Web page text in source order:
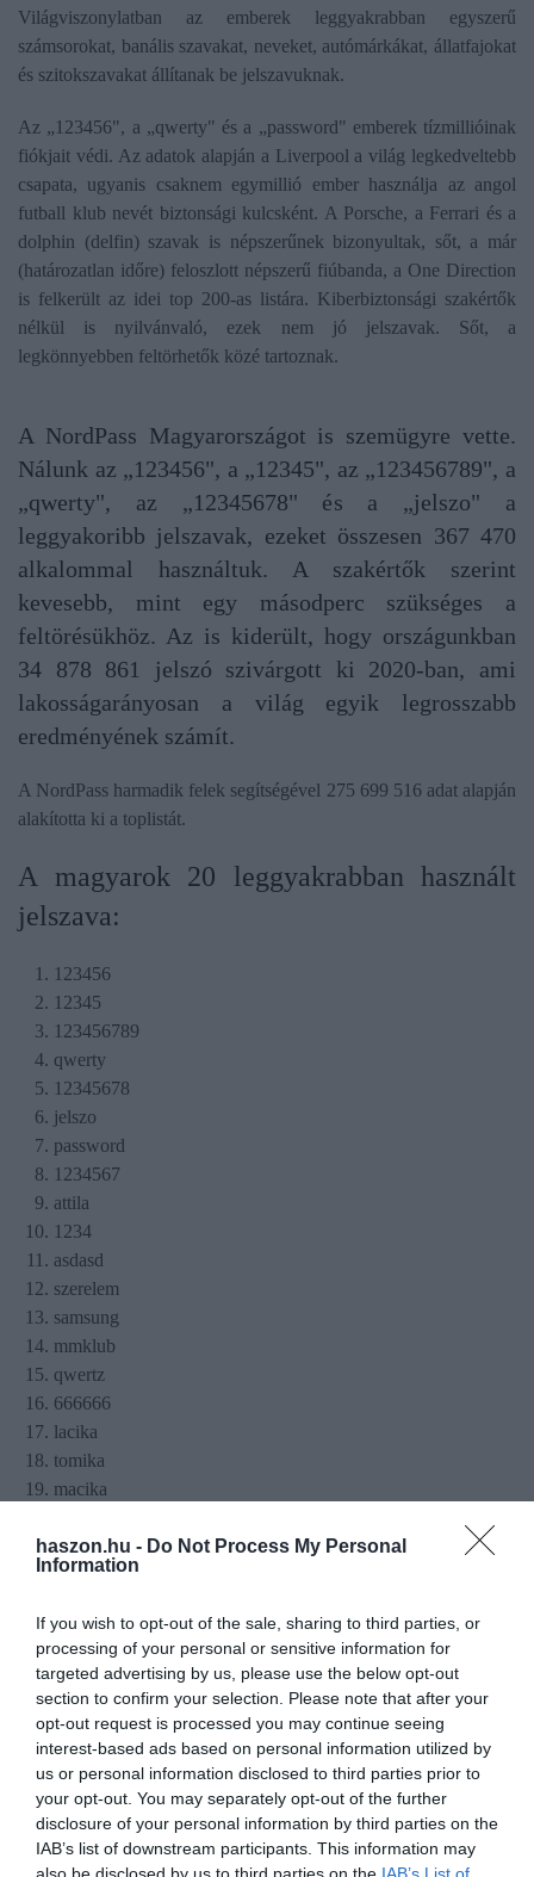
haszon.hu - Do Not Process My Personal
Information
If you wish to opt-out of the sale, sharing to third parties, or
processing of your personal or sensitive information for
targeted advertising by us, please use the below opt-out
section to confirm your selection. Please note that after your
opt-out request is processed you may continue seeing
interest-based ads based on personal information utilized by
us or personal information disclosed to third parties prior to
your opt-out. You may separately opt-out of the further
disclosure of your personal information by third parties on the
IAB’s list of downstream participants. This information may
Világviszonylatban az emberek leggyakrabban egyszerű
számsorokat, banális szavakat, neveket, autómárkákat, állatfajokat
és szitokszavakat állítanak be jelszavuknak.
Az „123456", a „qwerty" és a „password" emberek tízmillióinak
fiókjait védi. Az adatok alapján a Liverpool a világ legkedveltebb
csapata, ugyanis csaknem egymillió ember használja az angol
futball klub nevét biztonsági kulcsként. A Porsche, a Ferrari és a
dolphin (delfin) szavak is népszerűnek bizonyultak, sőt, a már
(határozatlan időre) feloszlott népszerű fiúbanda, a One Direction
is felkerült az idei top 200-as listára. Kiberbiztonsági szakértők
nélkül is nyilvánvaló, ezek nem jó jelszavak. Sőt, a
legkönnyebben feltörhetők közé tartoznak.
A NordPass Magyarországot is szemügyre vette.
Nálunk az „123456", a „12345", az „123456789", a
„qwerty", az „12345678" és a „jelszo" a
leggyakoribb jelszavak, ezeket összesen 367 470
alkalommal használtuk. A szakértők szerint
kevesebb, mint egy másodperc szükséges a
feltörésükhöz. Az is kiderült, hogy országunkban
34 878 861 jelszó szivárgott ki 2020-ban, ami
lakosságarányosan a világ egyik legrosszabb
eredményének számít.
A NordPass harmadik felek segítségével 275 699 516 adat alapján
alakította ki a toplistát.
A magyarok 20 leggyakrabban használt
jelszava:
123456
12345
123456789
qwerty
12345678
jelszo
password
1234567
attila
1234
asdasd
szerelem
samsung
mmklub
qwertz
666666
lacika
tomika
macika
A teljes listát ezen az oldalon tekinthetitek meg.
A vállalat az alábbiakat tanácsolja egy
biztonságos jelszó létrehozásához:
legyen minimum 12 karakter hosszúságú
tartalmazzon kis- és nagybetűket
tartalmazzon számokat és speciális karaktereket
ne használjuk ugyan azokat a jelszavakat több fiókhoz